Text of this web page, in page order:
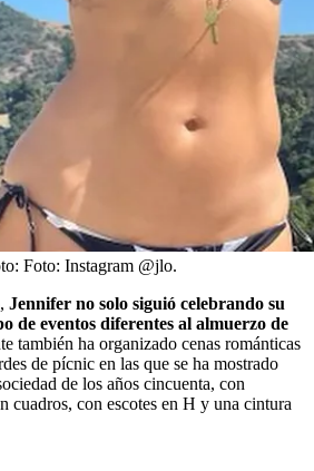
Foto: Instagram @jlo.
Jennifer no solo siguió celebrando su
de eventos diferentes al almuerzo de
también ha organizado cenas románticas
de pícnic en las que se ha mostrado
de los años cincuenta, con
cuadros, con escotes en H y una cintura